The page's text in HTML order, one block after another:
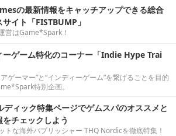
の最新情報をキャッチアップできる総合
イト「FISTBUMP」
営はGame*Spark！
ーゲーム特化のコーナー「Indie Hype Trai
ゲーマー”と“インディーゲーム”を繋げることを目的
特別企画。
ディック特集ページでゲムスパのオススメと
チェックしよう
トな海外パブリッシャー THQ Nordicを徹底特集！